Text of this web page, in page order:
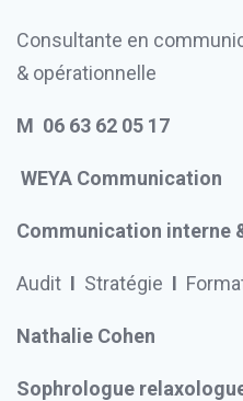
Consultante en
& opérationnelle
M 06 63 62 05 17
WEYA Communication
Communication interne
Audit I Stratégie I
Nathalie Cohen
Sophrologue